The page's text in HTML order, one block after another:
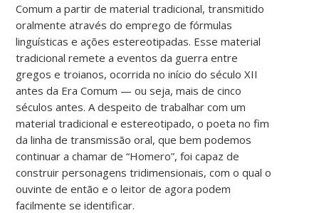
Comum a partir de material tradicional, transmitido
oralmente através do emprego de fórmulas
linguísticas e ações estereotipadas. Esse material
tradicional remete a eventos da guerra entre
gregos e troianos, ocorrida no início do século XII
antes da Era Comum — ou seja, mais de cinco
séculos antes. A despeito de trabalhar com um
material tradicional e estereotipado, o poeta no fim
da linha de transmissão oral, que bem podemos
continuar a chamar de “Homero”, foi capaz de
construir personagens tridimensionais, com o qual o
ouvinte de então e o leitor de agora podem
facilmente se identificar.